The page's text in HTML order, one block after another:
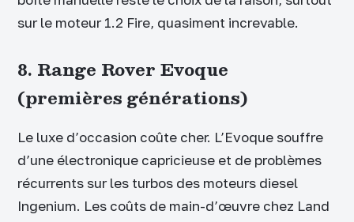
sur le moteur 1.2 Fire, quasiment increvable.
8. Range Rover Evoque
(premières générations)
Le luxe d’occasion coûte cher. L’Evoque souffre
d’une électronique capricieuse et de problèmes
récurrents sur les turbos des moteurs diesel
Ingenium. Les coûts de main-d’œuvre chez Land